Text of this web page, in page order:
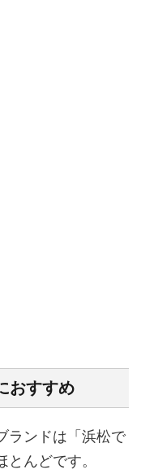
おすすめ
ランドは「浜松で
んどです。